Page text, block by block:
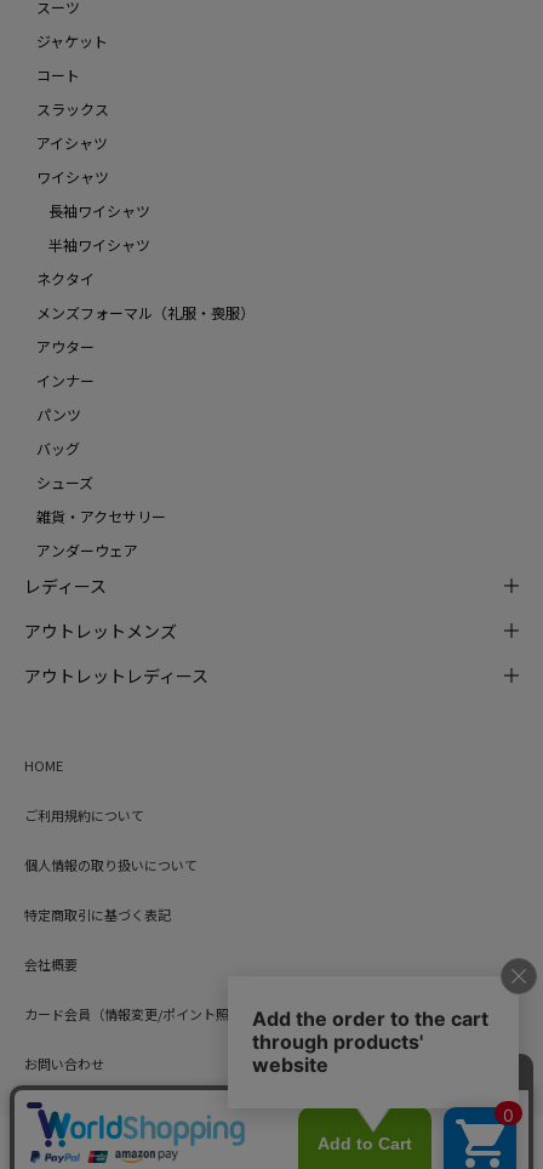
スーツ
ジャケット
コート
スラックス
アイシャツ
ワイシャツ
長袖ワイシャツ
半袖ワイシャツ
ネクタイ
メンズフォーマル（礼服・喪服）
アウター
インナー
パンツ
バッグ
シューズ
雑貨・アクセサリー
アンダーウェア
レディース
アウトレットメンズ
アウトレットレディース
HOME
ご利用規約について
個人情報の取り扱いについて
特定商取引に基づく表記
会社概要
カード会員（情報変更/ポイント照会）
お問い合わせ